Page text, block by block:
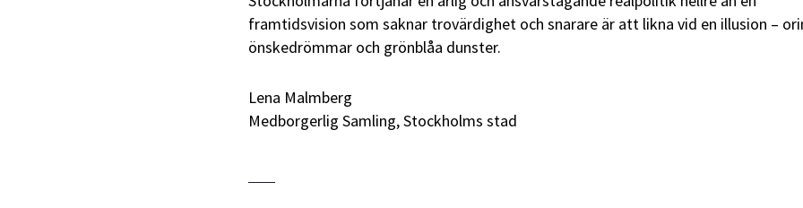
framtidsvision som saknar trovärdighet och snarare är att likna vid en illusion –
önskedrömmar och grönblåa dunster.
Lena Malmberg
Medborgerlig Samling, Stockholms stad